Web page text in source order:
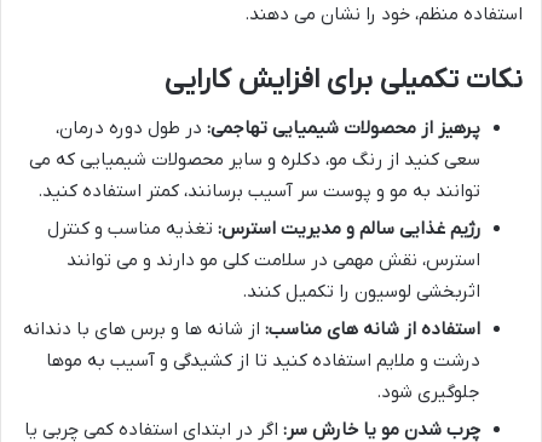
استفاده منظم، خود را نشان می دهند.
نکات تکمیلی برای افزایش کارایی
پرهیز از محصولات شیمیایی تهاجمی: در طول دوره درمان،
سعی کنید از رنگ مو، دکلره و سایر محصولات شیمیایی که می
توانند به مو و پوست سر آسیب برسانند، کمتر استفاده کنید.
رژیم غذایی سالم و مدیریت استرس: تغذیه مناسب و کنترل
استرس، نقش مهمی در سلامت کلی مو دارند و می توانند
اثربخشی لوسیون را تکمیل کنند.
استفاده از شانه های مناسب: از شانه ها و برس های با دندانه
درشت و ملایم استفاده کنید تا از کشیدگی و آسیب به موها
جلوگیری شود.
چرب شدن مو یا خارش سر: اگر در ابتدای استفاده کمی چربی یا